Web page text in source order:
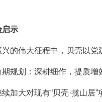
启示
伟大征程中，贝壳以党
划：深耕细作，提质增
大对现有“贝壳·揽山居”